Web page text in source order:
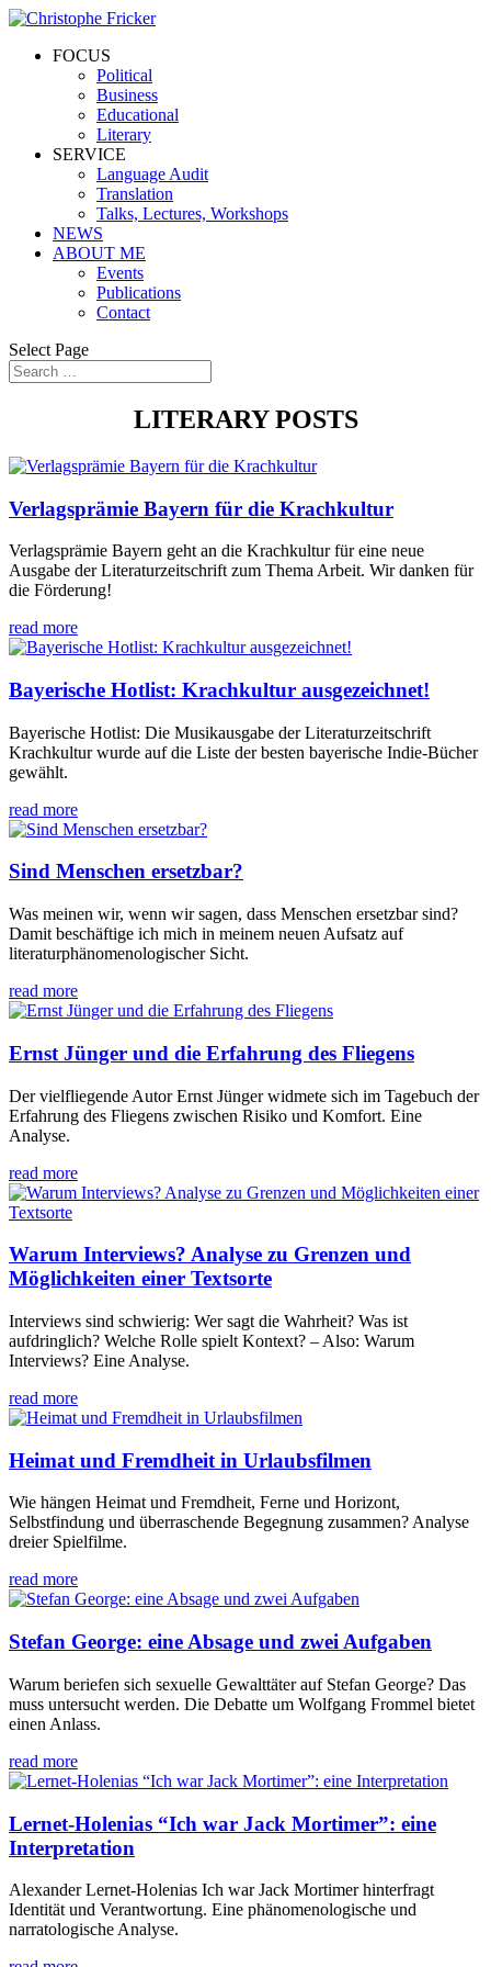
FOCUS
Political
Business
Educational
Literary
SERVICE
Language Audit
Translation
Talks, Lectures, Workshops
NEWS
ABOUT ME
Events
Publications
Contact
Select Page
LITERARY POSTS
Verlagsprämie Bayern für die Krachkultur
Verlagsprämie Bayern geht an die Krachkultur für eine neue
Ausgabe der Literaturzeitschrift zum Thema Arbeit. Wir danken für
die Förderung!
read more
Bayerische Hotlist: Krachkultur ausgezeichnet!
Bayerische Hotlist: Die Musikausgabe der Literaturzeitschrift
Krachkultur wurde auf die Liste der besten bayerische Indie-Bücher
gewählt.
read more
Sind Menschen ersetzbar?
Was meinen wir, wenn wir sagen, dass Menschen ersetzbar sind?
Damit beschäftige ich mich in meinem neuen Aufsatz auf
literaturphänomenologischer Sicht.
read more
Ernst Jünger und die Erfahrung des Fliegens
Der vielfliegende Autor Ernst Jünger widmete sich im Tagebuch der
Erfahrung des Fliegens zwischen Risiko und Komfort. Eine
Analyse.
read more
Warum Interviews? Analyse zu Grenzen und
Möglichkeiten einer Textsorte
Interviews sind schwierig: Wer sagt die Wahrheit? Was ist
aufdringlich? Welche Rolle spielt Kontext? – Also: Warum
Interviews? Eine Analyse.
read more
Heimat und Fremdheit in Urlaubsfilmen
Wie hängen Heimat und Fremdheit, Ferne und Horizont,
Selbstfindung und überraschende Begegnung zusammen? Analyse
dreier Spielfilme.
read more
Stefan George: eine Absage und zwei Aufgaben
Warum beriefen sich sexuelle Gewalttäter auf Stefan George? Das
muss untersucht werden. Die Debatte um Wolfgang Frommel bietet
einen Anlass.
read more
Lernet-Holenias “Ich war Jack Mortimer”: eine
Interpretation
Alexander Lernet-Holenias Ich war Jack Mortimer hinterfragt
Identität und Verantwortung. Eine phänomenologische und
narratologische Analyse.